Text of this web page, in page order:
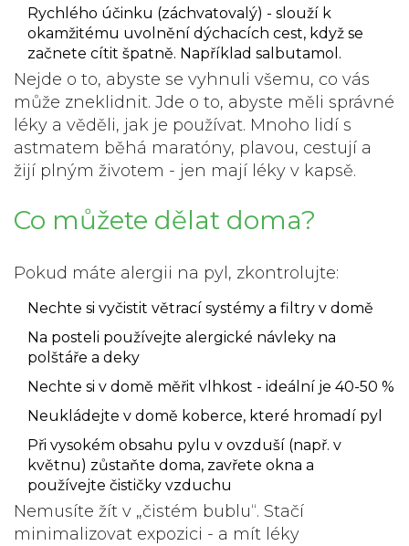
Rychlého účinku (záchvatovalý) - slouží k
okamžitému uvolnění dýchacích cest, když se
začnete cítit špatně. Například salbutamol.
Nejde o to, abyste se vyhnuli všemu, co vás
může zneklidnit. Jde o to, abyste měli správné
léky a věděli, jak je používat. Mnoho lidí s
astmatem běhá maratóny, plavou, cestují a
žijí plným životem - jen mají léky v kapsě.
Co můžete dělat doma?
Pokud máte alergii na pyl, zkontrolujte:
Nechte si vyčistit větrací systémy a filtry v domě
Na posteli používejte alergické návleky na
polštáře a deky
Nechte si v domě měřit vlhkost - ideální je 40-50 %
Neukládejte v domě koberce, které hromadí pyl
Při vysokém obsahu pylu v ovzduší (např. v
květnu) zůstaňte doma, zavřete okna a
používejte čističky vzduchu
Nemusíte žít v „čistém bublu“. Stačí
minimalizovat expozici - a mít léky